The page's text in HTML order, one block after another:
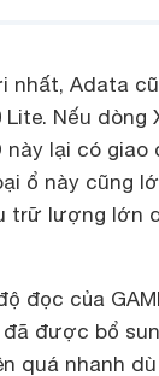
nhất, Adata
Nếu dòng
này lại có
ổ này cũng
trữ lượng lớn
đọc của
đã được bổ
quá nhanh